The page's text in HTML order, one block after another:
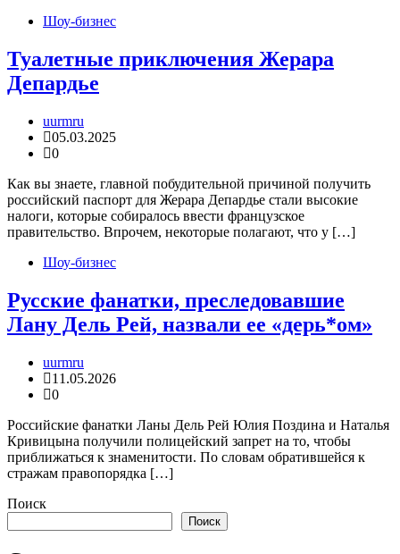
Шоу-бизнес
Туалетные приключения Жерара
Депардье
uurmru
05.03.2025
0
Как вы знаете, главной побудительной причиной получить
российский паспорт для Жерара Депардье стали высокие
налоги, которые собиралось ввести французское
правительство. Впрочем, некоторые полагают, что у […]
Шоу-бизнес
Русские фанатки, преследовавшие
Лану Дель Рей, назвали ее «дерь*ом»
uurmru
11.05.2026
0
Российские фанатки Ланы Дель Рей Юлия Поздина и Наталья
Кривицына получили полицейский запрет на то, чтобы
приближаться к знаменитости. По словам обратившейся к
стражам правопорядка […]
Поиск
Поиск